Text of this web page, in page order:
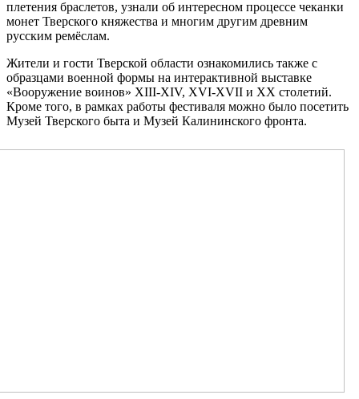
плетения браслетов, узнали об интересном процессе чеканки
монет Тверского княжества и многим другим древним
русским ремёслам.
Жители и гости Тверской области ознакомились также с
образцами военной формы на интерактивной выставке
«Вооружение воинов» XIII-XIV, XVI-XVII и ХХ столетий.
Кроме того, в рамках работы фестиваля можно было посетить
Музей Тверского быта и Музей Калининского фронта.